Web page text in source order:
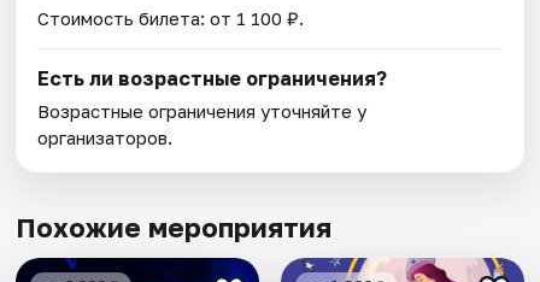
Стоимость билета: от 1 100 ₽.
Есть ли возрастные ограничения?
Возрастные ограничения уточняйте у
организаторов.
Похожие мероприятия